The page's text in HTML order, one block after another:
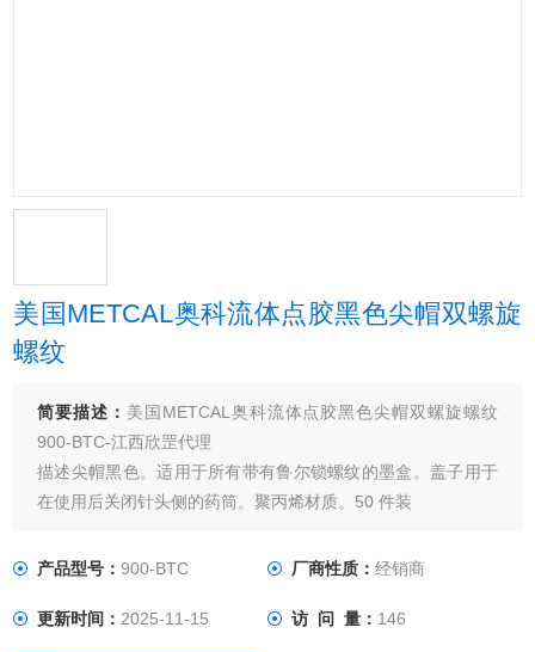
美国METCAL奥科流体点胶黑色尖帽双螺旋
螺纹
简要描述： 美国METCAL奥科流体点胶黑色尖帽双螺旋螺纹
900-BTC-江西欣罡代理
描述尖帽黑色。适用于所有带有鲁尔锁螺纹的墨盒。盖子用于
在使用后关闭针头侧的药筒。聚丙烯材质。50 件装
产品型号：900-BTC 厂商性质： 经销商
更新时间：2025-11-15 访 问 量： 146